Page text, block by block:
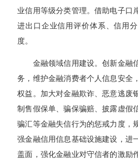
业信用等级分类管理。借助电子口
进出口企业信用评价体系、信用
度。
金融领域信用建设。创新金融
务，维护金融消费者个人信息安全
权益。加大对金融欺诈、恶意逃废
制售假保单、骗保骗赔、披露虚假
骗汇等金融失信行为的惩戒力度，
强金融信用信息基础设施建设，进
盖面，强化金融业对守信者的激励